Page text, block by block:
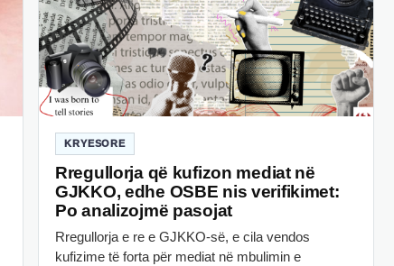
KRYESORE
Rregullorja që kufizon mediat në
GJKKO, edhe OSBE nis verifikimet:
Po analizojmë pasojat
Rregullorja e re e GJKKO-së, e cila vendos
kufizime të forta për mediat në mbulimin e